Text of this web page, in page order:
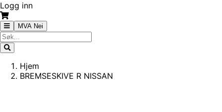
Logg inn
MVA Nei
Hjem
BREMSESKIVE R NISSAN